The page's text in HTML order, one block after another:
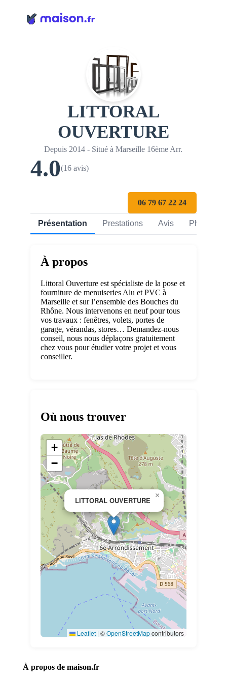
LITTORAL
OUVERTURE
Depuis 2014 - Situé à Marseille 16ème Arr.
4.0(16 avis)
06 79 67 22 24
Présentation Prestations Avis Photos
À propos
Littoral Ouverture est spécialiste de la pose et
fourniture de menuiseries Alu et PVC à
Marseille et sur l’ensemble des Bouches du
Rhône. Nous intervenons en neuf pour tous
vos travaux : fenêtres, volets, portes de
garage, vérandas, stores… Demandez-nous
conseil, nous nous déplaçons gratuitement
chez vous pour étudier votre projet et vous
conseiller.
Où nous trouver
LITTORAL OUVERTURE
×
+
−
Leaflet | ©OpenStreetMapcontributors
À propos de maison.fr